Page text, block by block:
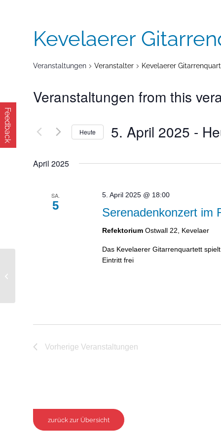
Feedback
Kevelaerer
Veranstaltungen Veranstalter Kevelaerer
Veranstaltungen from this
Heute 5. April 2025 -
wählen.
April 2025
SA.
5
5. April 2025 @ 18:00
Serenadenkonzert im
Refektorium Ostwall 22, Kevelaer
Das Kevelaerer Gitarrenquartett
Eintritt frei
Vorherige Veranstaltungen
zurück zur Übersicht